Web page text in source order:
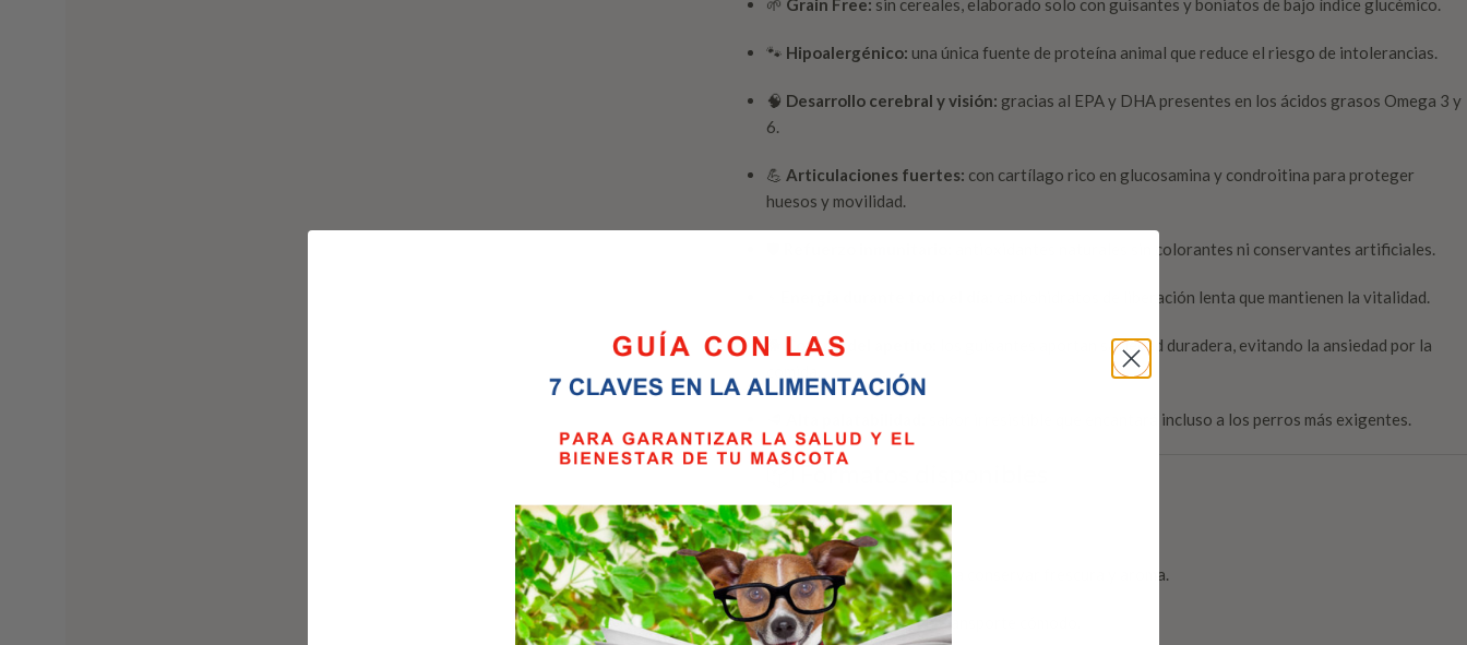
🌱 Grain Free: sin cereales, elaborado solo con guisantes y boniatos de bajo índice glucémico.
🐾 Hipoalergénico: una única fuente de proteína animal que reduce el riesgo de intolerancias.
🧠 Desarrollo cerebral y visión: gracias al EPA y DHA presentes en los ácidos grasos Omega 3 y
6.
💪 Articulaciones fuertes: con cartílago rico en glucosamina y condroitina para proteger
huesos y movilidad.
antioxidantes naturales sin colorantes ni conservantes artificiales.
carbohidratos de liberación lenta que mantienen la vitalidad.
Control del apetito:
los guisantes aportan saciedad duradera, evitando la ansiedad por la
sabor irresistible que encantará incluso a los perros más exigentes.
📦 Formatos disponibles
Sacos de12 Kg y 20 Kg
Concierre herméticopara conservar frescura y aroma.
Conasa lateralpara un transporte cómodo.